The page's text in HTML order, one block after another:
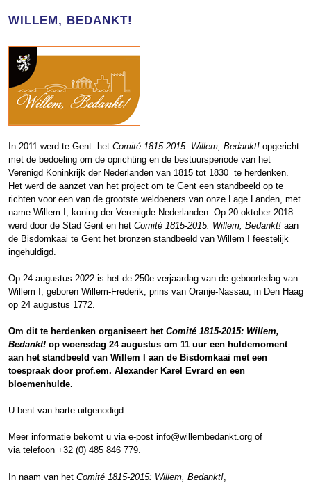
WILLEM, BEDANKT!
In 2011 werd te Gent het Comité 1815-2015: Willem, Bedankt! opgericht
met de bedoeling om de oprichting en de bestuursperiode van het
Verenigd Koninkrijk der Nederlanden van 1815 tot 1830 te herdenken.
Het werd de aanzet van het project om te Gent een standbeeld op te
richten voor een van de grootste weldoeners van onze Lage Landen, met
name Willem I, koning der Verenigde Nederlanden. Op 20 oktober 2018
werd door de Stad Gent en het Comité 1815-2015: Willem, Bedankt! aan
de Bisdomkaai te Gent het bronzen standbeeld van Willem I feestelijk
ingehuldigd.
Op 24 augustus 2022 is het de 250e verjaardag van de geboortedag van
Willem I, geboren Willem-Frederik, prins van Oranje-Nassau, in Den Haag
op 24 augustus 1772.
Om dit te herdenken organiseert het Comité 1815-2015: Willem,
Bedankt! op woensdag 24 augustus om 11 uur een huldemoment
aan het standbeeld van Willem I aan de Bisdomkaai met een
toespraak door prof.em. Alexander Karel Evrard en een
bloemenhulde.
U bent van harte uitgenodigd.
Meer informatie bekomt u via e-post info@willembedankt.org of
via telefoon +32 (0) 485 846 779.
In naam van het Comité 1815-2015: Willem, Bedankt!